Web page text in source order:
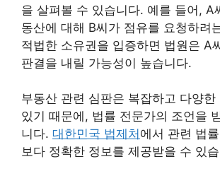
을 살펴볼 수 있습니다. 예를 들어, A
동산에 대해 B씨가 점유를 요청하려
적법한 소유권을 입증하면 법원은 A
판결을 내릴 가능성이 높습니다.
부동산 관련 심판은 복잡하고 다양한
있기 때문에, 법률 전문가의 조언을
니다. 대한민국 법제처 에서 관련 법
보다 정확한 정보를 제공받을 수 있